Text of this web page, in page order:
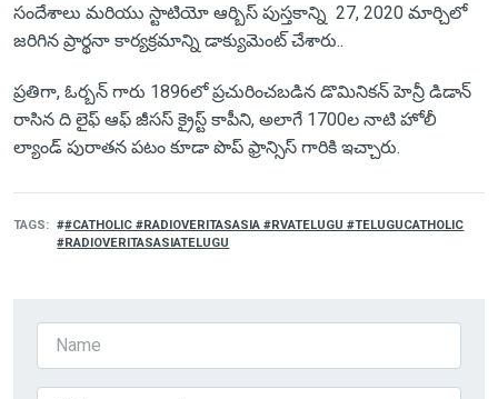
సందేశాలు మరియు స్టాటియో ఆర్బిస్ ​​పుస్తకాన్ని 27, 2020 మార్చిలో
జరిగిన ప్రార్థనా కార్యక్రమాన్ని డాక్యుమెంట్ చేశారు..
ప్రతిగా, ఓర్బన్ గారు 1896లో ప్రచురించబడిన డొమినికన్ హెన్రీ డిడాన్
రాసిన ది లైఫ్ ఆఫ్ జీసస్ క్రైస్ట్ కాపీని, అలాగే 1700ల నాటి హోలీ
ల్యాండ్ పురాతన పటం కూడా పొప్ ఫ్రాన్సిస్ గారికి ఇచ్చారు.
TAGS
#CATHOLIC #RADIOVERITASASIA #RVATELUGU #TELUGUCATHOLIC
#RADIOVERITASASIATELUGU